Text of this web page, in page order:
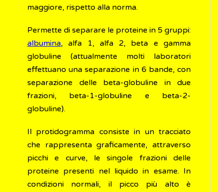
maggiore, rispetto alla norma.
Permette di separare le proteine in 5 gruppi:
albumina, alfa 1, alfa 2, beta e gamma
globuline (attualmente molti laboratori
effettuano una separazione in 6 bande, con
separazione delle beta-globuline in due
frazioni, beta-1-globuline e beta-2-
globuline).
Il protidogramma consiste in un tracciato
che rappresenta graficamente, attraverso
picchi e curve, le singole frazioni delle
proteine presenti nel liquido in esame. In
condizioni normali, il picco più alto è